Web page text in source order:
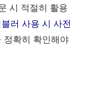
시 적절히 활용
블러 사용 시 사전
정확히 확인해야